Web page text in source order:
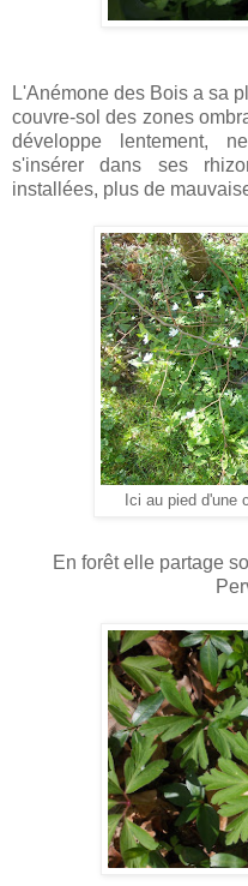
L'Anémone des Bois a sa
couvre-sol des zones
développe lentement,
s'insérer dans ses
installées, plus de
Ici au pied d'une
En forêt elle partage